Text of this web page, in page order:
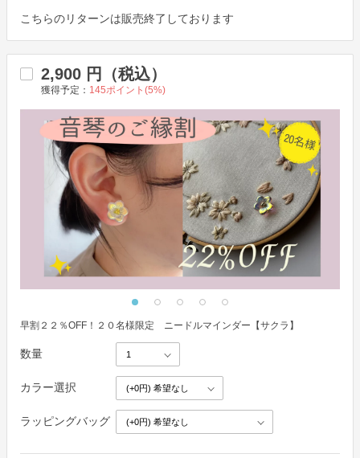
こちらのリターンは販売終了しております
2,900 円（税込）
獲得予定： 145ポイント(5%)
早割２２％OFF！２０名様限定 ニードルマインダー【サクラ】
数量
カラー選択
ラッピングバッグ